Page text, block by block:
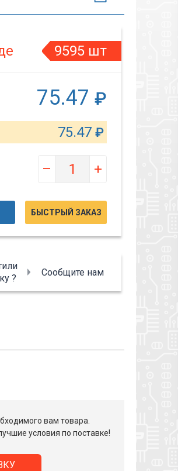
9595 шт
75.47 ₽
75.47 ₽
– +
БЫСТРЫЙ ЗАКАЗ
?
Сообщите нам
вам товара.
условия по поставке!